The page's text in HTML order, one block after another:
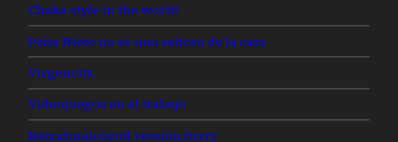
Chaka style in the world
Peña Nieto no es una señora de la casa
Virgencita
Videojuegos en el trabajo
Netzahualcóyotl versión furry